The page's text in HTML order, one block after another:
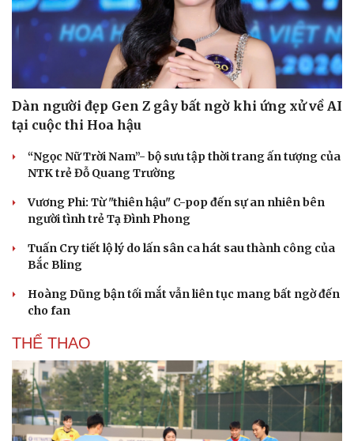
check-in
Cửa sổ tình yêu
Kể chuyện cho bé
Hạt giống tâm hồn
Dàn người đẹp Gen Z gây bất ngờ khi ứng xử về AI
tại cuộc thi Hoa hậu
“Ngọc Nữ Trời Nam”- bộ sưu tập thời trang ấn tượng của
NTK trẻ Đỗ Quang Trường
Vương Phi: Từ "thiên hậu" C-pop đến sự an nhiên bên
người tình trẻ Tạ Đình Phong
Tuấn Cry tiết lộ lý do lấn sân ca hát sau thành công của
Bắc Bling
Hoàng Dũng bận tối mắt vẫn liên tục mang bất ngờ đến
cho fan
THỂ THAO